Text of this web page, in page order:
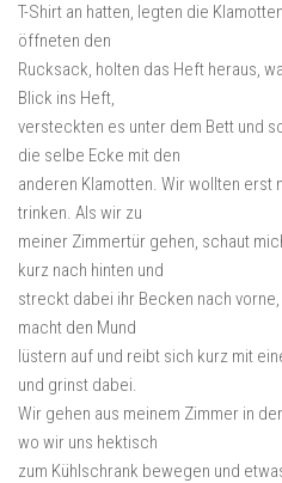
T-Shirt an hatten, legten die
öffneten den
Rucksack, holten das Heft heraus,
Blick ins Heft,
versteckten es unter dem Bett und
die selbe Ecke mit den
anderen Klamotten. Wir wollten erst
trinken. Als wir zu
meiner Zimmertür gehen, schaut
kurz nach hinten und
streckt dabei ihr Becken nach
macht den Mund
lüstern auf und reibt sich kurz mit
und grinst dabei.
Wir gehen aus meinem Zimmer in
wo wir uns hektisch
zum Kühlschrank bewegen und